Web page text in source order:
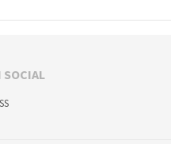
SOCIAL